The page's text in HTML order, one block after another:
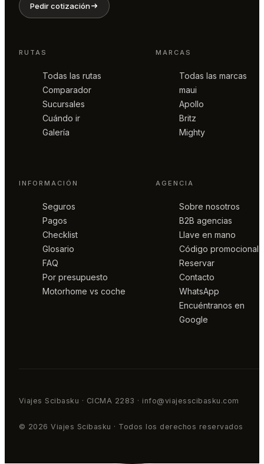
Pedir cotización
RUTAS
Todas las rutas
Comparador
Sucursales
Cuándo ir
Galería
MARCAS
Todas las marcas
maui
Apollo
Britz
Mighty
INFORMACIÓN
Seguros
Pagos
Checklist
Glosario
FAQ
Por presupuesto
Motorhome vs coche
AGENCIA
Sobre nosotros
B2B agencias
Llave en mano
Código promocional
Reservar
Contacto
WhatsApp
Encuéntranos en
Google
Viajes Scibasku · CICMA 2283 · info@viajesscibasku.com
© 2026 Viajes Scibasku · Todos los derechos reservados